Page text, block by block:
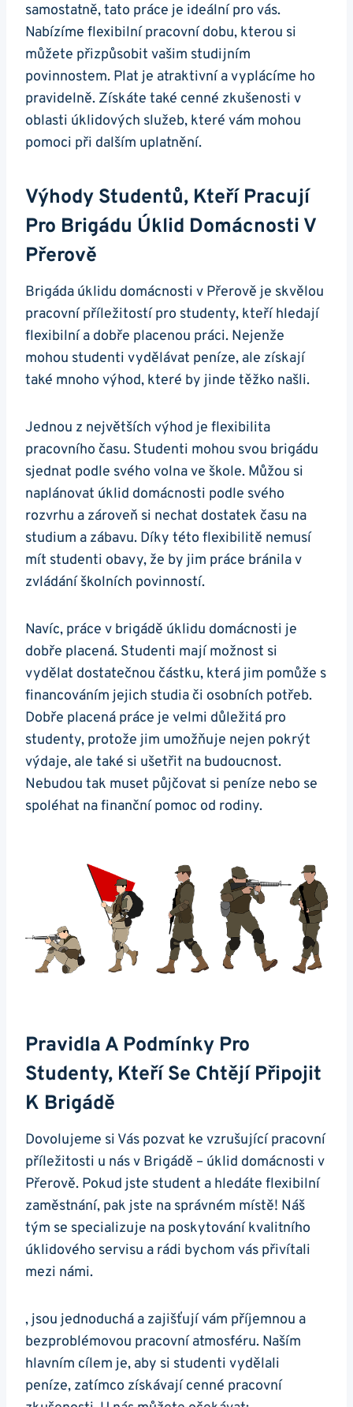
samostatně, tato práce je ideální pro vás.
Nabízíme flexibilní pracovní dobu, kterou si
můžete přizpůsobit vašim studijním
povinnostem. Plat je atraktivní a vyplácíme ho
pravidelně. Získáte také cenné zkušenosti v
oblasti úklidových služeb, které vám mohou
pomoci při dalším uplatnění.
Výhody Studentů, Kteří Pracují
Pro Brigádu Úklid Domácnosti V
Přerově
Brigáda úklidu domácnosti v Přerově je skvělou
pracovní příležitostí pro studenty, kteří hledají
flexibilní a dobře placenou práci. Nejenže
mohou studenti vydělávat peníze, ale získají
také mnoho výhod, které by jinde těžko našli.
Jednou z největších výhod je flexibilita
pracovního času. Studenti mohou svou brigádu
sjednat podle svého volna ve škole. Můžou si
naplánovat úklid domácnosti podle svého
rozvrhu a zároveň si nechat dostatek času na
studium a zábavu. Díky této flexibilitě nemusí
mít studenti obavy, že by jim práce bránila v
zvládání školních povinností.
Navíc, práce v brigádě úklidu domácnosti je
dobře placená. Studenti mají možnost si
vydělat dostatečnou částku, která jim pomůže s
financováním jejich studia či osobních potřeb.
Dobře placená práce je velmi důležitá pro
studenty, protože jim umožňuje nejen pokrýt
výdaje, ale také si ušetřit na budoucnost.
Nebudou tak muset půjčovat si peníze nebo se
spoléhat na finanční pomoc od rodiny.
Pravidla A Podmínky Pro
Studenty, Kteří Se Chtějí Připojit
K Brigádě
Dovolujeme si Vás pozvat ke vzrušující pracovní
příležitosti u nás v Brigádě – úklid domácnosti v
Přerově. Pokud jste student a hledáte flexibilní
zaměstnání, pak jste na správném místě! Náš
tým se specializuje na poskytování kvalitního
úklidového servisu a rádi bychom vás přivítali
mezi námi.
, jsou jednoduchá a zajišťují vám příjemnou a
bezproblémovou pracovní atmosféru. Naším
hlavním cílem je, aby si studenti vydělali
peníze, zatímco získávají cenné pracovní